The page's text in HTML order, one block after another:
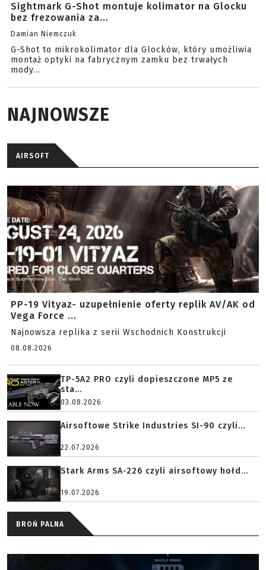
Sightmark G-Shot montuje kolimator na Glocku
bez frezowania za...
Damian Niemczuk
G-Shot to mikrokolimator dla Glocków, który umożliwia
montaż optyki na fabrycznym zamku bez trwałych
mody...
NAJNOWSZE
AIRSOFT
PP-19 Vityaz- uzupełnienie oferty replik AV/AK od
Vega Force ...
Najnowsza replika z serii Wschodnich Konstrukcji
08.08.2026
TP-5A2 PRO czyli dopieszczone MP5 ze
sta...
03.08.2026
Airsoftowe Strike Industries SI-90 czyli...
22.07.2026
Stark Arms SA-226 czyli airsoftowy hołd...
19.07.2026
BROŃ PALNA